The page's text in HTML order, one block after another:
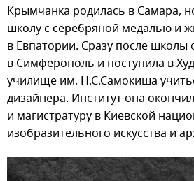
Крымчанка родилась в Самара,
школу с серебряной медалью и
в Евпатории. Сразу после школы
в Симферополь и поступила в
училище им. Н.С.Самокиша
дизайнера. Институт она
и магистратуру в Киевской
изобразительного искусства и